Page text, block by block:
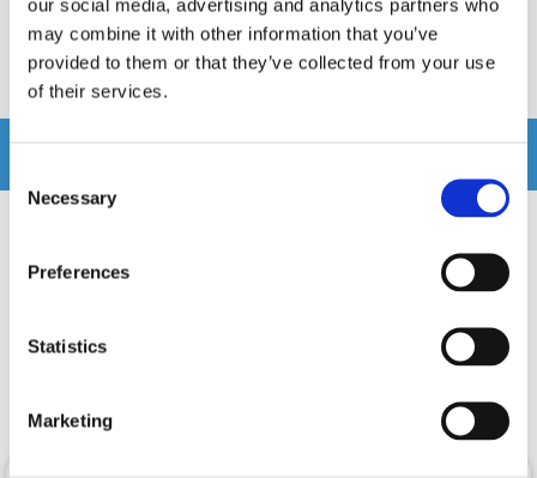
our social media, advertising and analytics partners who
may combine it with other information that you’ve
provided to them or that they’ve collected from your use
of their services.
Selection
Necessary
Preferences
Statistics
Marketing
Recensioner
Produkten har inga recensioner